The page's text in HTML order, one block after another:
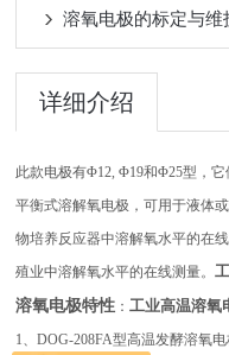
溶氧电极的标定与维
详细介绍
此款电极有Φ12, Φ19和Φ25型，
平衡式溶解氧电极，可用于液体
物培养反应器中溶解氧水平的在
殖业中溶解氧水平的在线测量。
溶氧电极特性 ：工业高温溶氧
1、DOG-208FA型高温发酵溶氧